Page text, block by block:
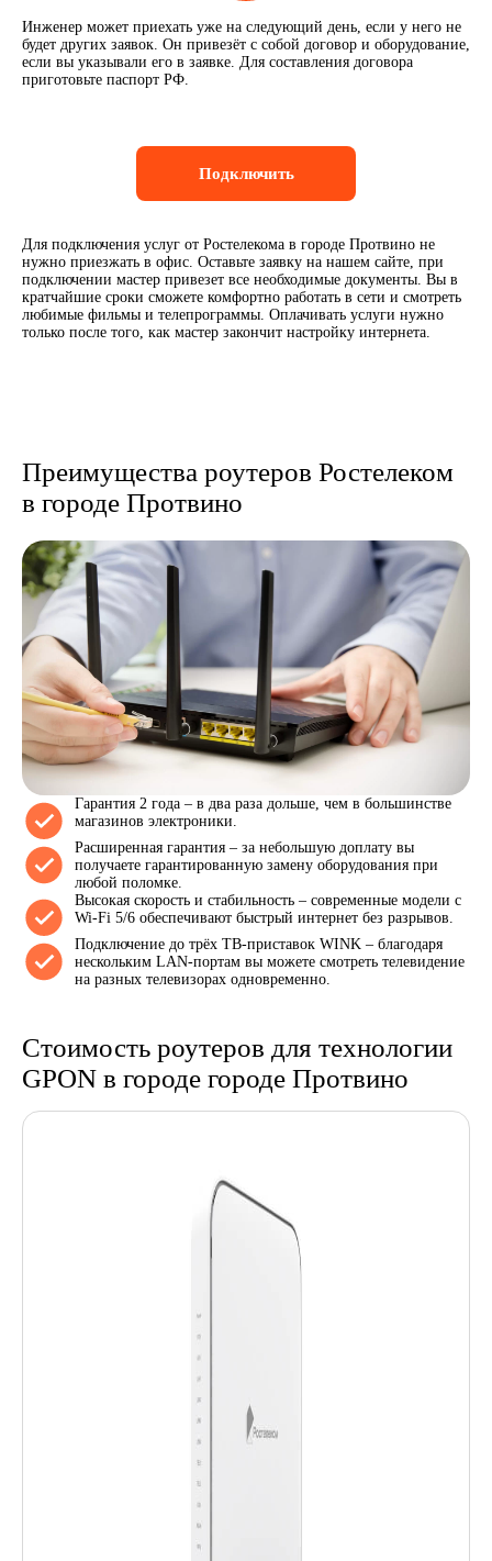
Инженер может приехать уже на следующий день, если у него не
будет других заявок. Он привезёт с собой договор и оборудование,
если вы указывали его в заявке. Для составления договора
приготовьте паспорт РФ.
Подключить
Для подключения услуг от Ростелекома в городе Протвино не
нужно приезжать в офис. Оставьте заявку на нашем сайте, при
подключении мастер привезет все необходимые документы. Вы в
кратчайшие сроки сможете комфортно работать в сети и смотреть
любимые фильмы и телепрограммы. Оплачивать услуги нужно
только после того, как мастер закончит настройку интернета.
Преимущества роутеров Ростелеком
в городе Протвино
Гарантия 2 года – в два раза дольше, чем в большинстве
магазинов электроники.
Расширенная гарантия – за небольшую доплату вы
получаете гарантированную замену оборудования при
любой поломке.
Высокая скорость и стабильность – современные модели с
Wi-Fi 5/6 обеспечивают быстрый интернет без разрывов.
Подключение до трёх ТВ-приставок WINK – благодаря
нескольким LAN-портам вы можете смотреть телевидение
на разных телевизорах одновременно.
Стоимость роутеров для технологии
GPON в городе городе Протвино